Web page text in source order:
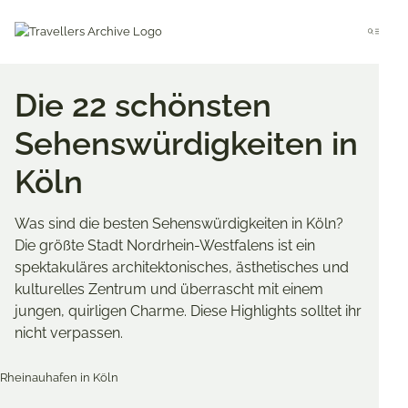
Menu
Die 22 schönsten
Sehenswürdigkeiten in
Köln
Was sind die besten Sehenswürdigkeiten in Köln?
Die größte Stadt Nordrhein-Westfalens ist ein
spektakuläres architektonisches, ästhetisches und
kulturelles Zentrum und überrascht mit einem
jungen, quirligen Charme. Diese Highlights solltet ihr
nicht verpassen.